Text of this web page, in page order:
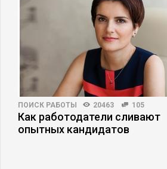
ПОИСК РАБОТЫ 20463 105
Как работодатели сливают
опытных кандидатов